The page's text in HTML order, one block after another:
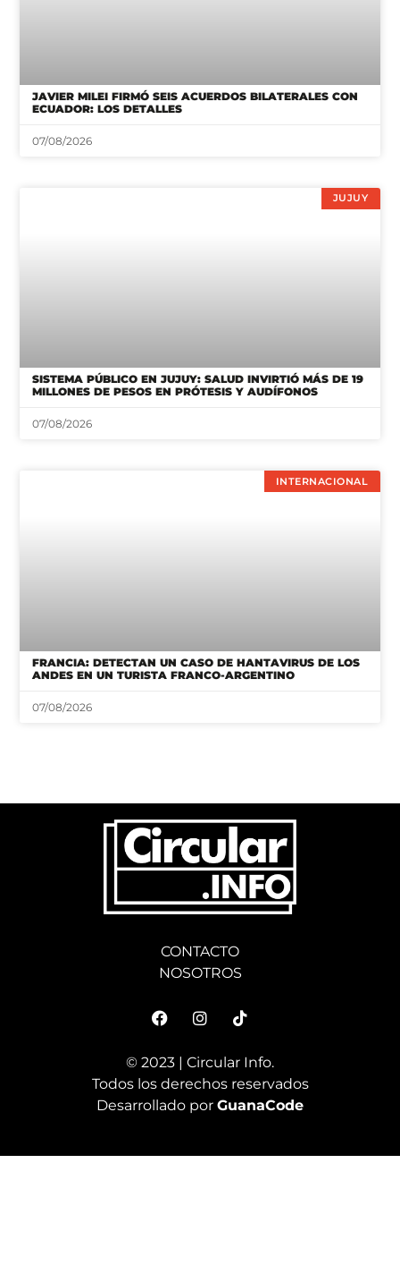
JAVIER MILEI FIRMÓ SEIS ACUERDOS BILATERALES CON
ECUADOR: LOS DETALLES
07/08/2026
JUJUY
SISTEMA PÚBLICO EN JUJUY: SALUD INVIRTIÓ MÁS DE 19
MILLONES DE PESOS EN PRÓTESIS Y AUDÍFONOS
07/08/2026
INTERNACIONAL
FRANCIA: DETECTAN UN CASO DE HANTAVIRUS DE LOS
ANDES EN UN TURISTA FRANCO-ARGENTINO
07/08/2026
CONTACTO
NOSOTROS
© 2023 | Circular Info.
Todos los derechos reservados
Desarrollado por GuanaCode